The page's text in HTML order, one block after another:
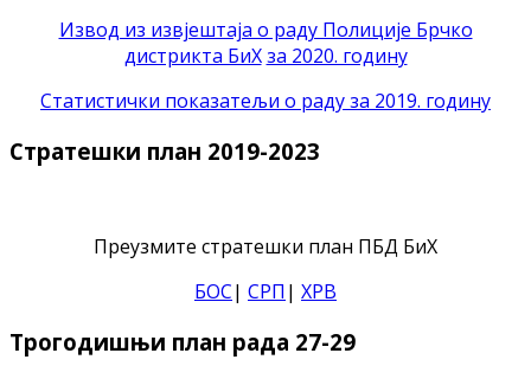
Извод из извјештаја о раду Полиције Брчко
дистрикта БиХ за 2020. годину
Статистички показатељи о раду за 2019. годину
Стратешки план 2019-2023
Преузмите стратешки план ПБД БиХ
БОС| СРП | ХРВ
Трогодишњи план рада 27-29